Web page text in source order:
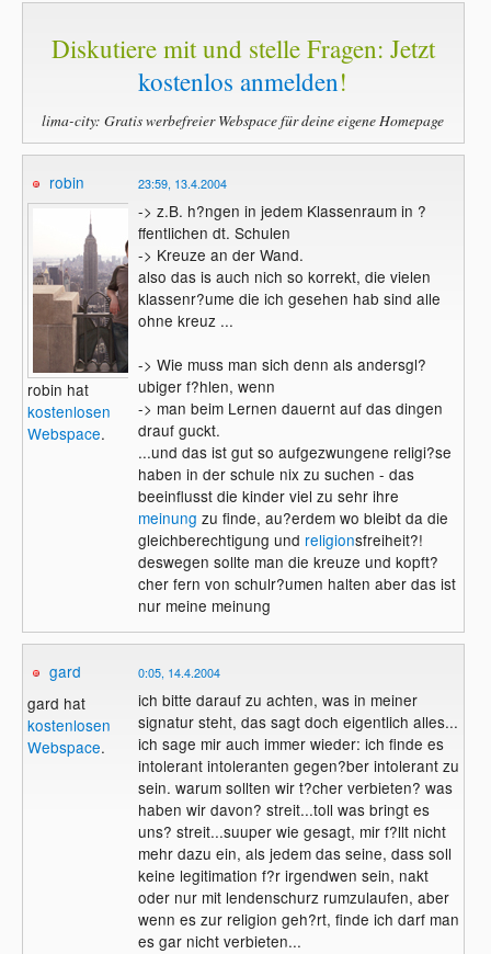
Diskutiere mit und stelle Fragen: Jetzt
kostenlos anmelden!
lima-city: Gratis werbefreier Webspace für deine eigene Homepage
robin
robin hat
kostenlosen
Webspace.
23:59, 13.4.2004
-> z.B. h?ngen in jedem Klassenraum in ?
ffentlichen dt. Schulen
-> Kreuze an der Wand.
also das is auch nich so korrekt, die vielen
klassenr?ume die ich gesehen hab sind alle
ohne kreuz ...
-> Wie muss man sich denn als andersgl?
ubiger f?hlen, wenn
-> man beim Lernen dauernt auf das dingen
drauf guckt.
...und das ist gut so aufgezwungene religi?se
haben in der schule nix zu suchen - das
beeinflusst die kinder viel zu sehr ihre
meinung zu finde, au?erdem wo bleibt da die
gleichberechtigung und religionsfreiheit?!
deswegen sollte man die kreuze und kopft?
cher fern von schulr?umen halten aber das ist
nur meine meinung
gard
gard hat
kostenlosen
Webspace.
0:05, 14.4.2004
ich bitte darauf zu achten, was in meiner
signatur steht, das sagt doch eigentlich alles...
ich sage mir auch immer wieder: ich finde es
intolerant intoleranten gegen?ber intolerant zu
sein. warum sollten wir t?cher verbieten? was
haben wir davon? streit...toll was bringt es
uns? streit...suuper wie gesagt, mir f?llt nicht
mehr dazu ein, als jedem das seine, dass soll
keine legitimation f?r irgendwen sein, nakt
oder nur mit lendenschurz rumzulaufen, aber
wenn es zur religion geh?rt, finde ich darf man
es gar nicht verbieten...